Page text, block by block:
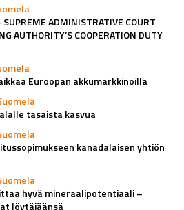
ADMINISTRATIVE COURT
AUTHORITY’S COOPERATION DUTY
Euroopan akkumarkkinoilla
tasaista kasvua
kanadalaisen yhtiön
hyvä mineraalipotentiaali –
löytäjäänsä